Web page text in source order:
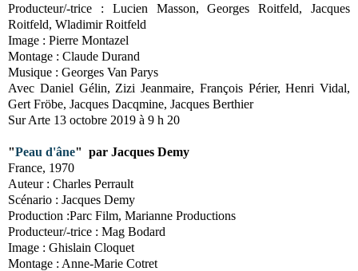
Producteur/-trice : Lucien Masson, Georges Roitfeld, Jacques
Roitfeld, Wladimir Roitfeld
Image : Pierre Montazel
Montage : Claude Durand
Musique : Georges Van Parys
Avec Daniel Gélin, Zizi Jeanmaire, François Périer, Henri Vidal,
Gert Fröbe, Jacques Dacqmine, Jacques Berthier
Sur Arte 13 octobre 2019 à 9 h 20
"Peau d'âne" par Jacques Demy
France, 1970
Auteur : Charles Perrault
Scénario : Jacques Demy
Production :Parc Film, Marianne Productions
Producteur/-trice : Mag Bodard
Image : Ghislain Cloquet
Montage : Anne-Marie Cotret